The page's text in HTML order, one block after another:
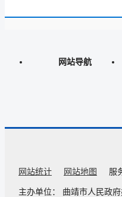
网站导航
网站统计 网站地图 服
主办单位： 曲靖市人民政